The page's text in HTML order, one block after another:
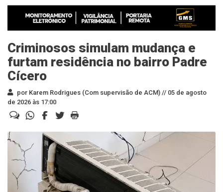
Criminosos simulam mudança e
furtam residência no bairro Padre
Cícero
por Karem Rodrigues (Com supervisão de ACM) // 05 de agosto
de 2026 às 17:00